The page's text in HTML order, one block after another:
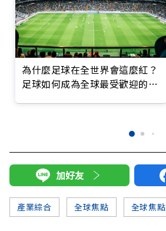
為什麼足球在全世界會這麼紅？
足球如何成為全球最受歡迎的運
加好友
產業綜合 全球焦點 全球焦點